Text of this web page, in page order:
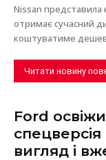
Nissan
отримає сучасний
коштуватиме
Читати новину
Ford
вигляд і